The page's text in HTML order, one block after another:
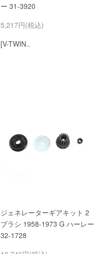
ー 31-3920
5,217円(税込)
[V-TWIN..
ジェネレーターギアキット 2
ブラシ 1958-1973 G ハーレー
32-1728